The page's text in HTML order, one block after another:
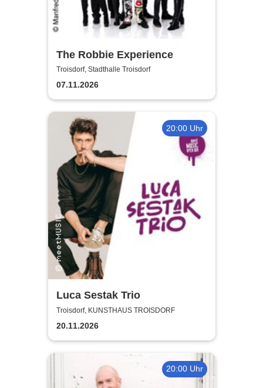
The Robbie Experience
Troisdorf, Stadthalle Troisdorf
07.11.2026
20:00 Uhr
Luca Sestak Trio
Troisdorf, KUNSTHAUS TROISDORF
20.11.2026
20:00 Uhr